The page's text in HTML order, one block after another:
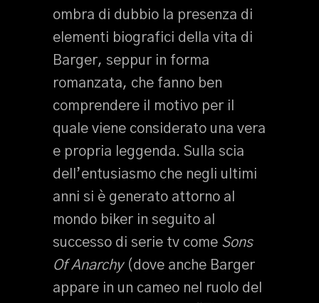
ombra di dubbio la presenza di
elementi biografici della vita di
Barger, seppur in forma
romanzata, che fanno ben
comprendere il motivo per il
quale viene considerato una vera
e propria leggenda. Sulla scia
dell’entusiasmo che negli ultimi
anni si è generato attorno al
mondo biker in seguito al
successo di serie tv come Sons
Of Anarchy(dove anche Barger
appare in un cameo nel ruolo del